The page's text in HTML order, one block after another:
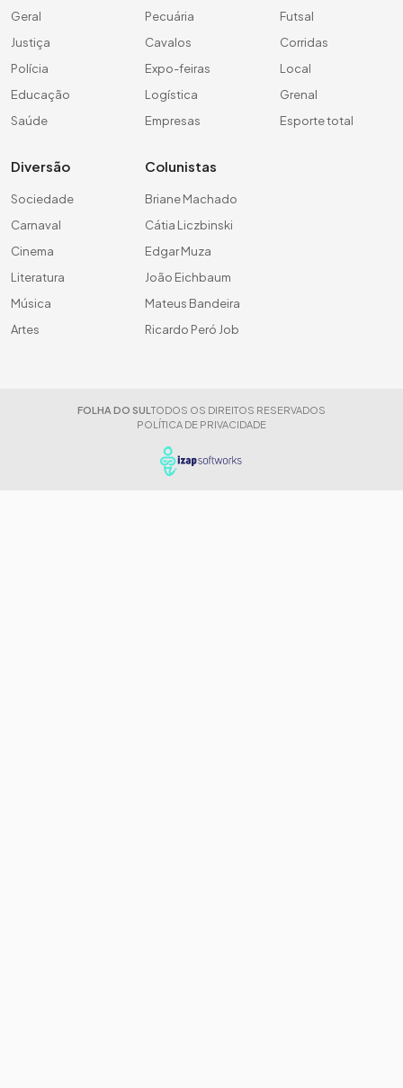
Geral
Justiça
Polícia
Educação
Saúde
Pecuária
Cavalos
Expo-feiras
Logística
Empresas
Futsal
Corridas
Local
Grenal
Esporte total
Diversão
Sociedade
Carnaval
Cinema
Literatura
Música
Artes
Colunistas
Briane Machado
Cátia Liczbinski
Edgar Muza
João Eichbaum
Mateus Bandeira
Ricardo Peró Job
FOLHA DO SUL TODOS OS DIREITOS RESERVADOS
POLÍTICA DE PRIVACIDADE